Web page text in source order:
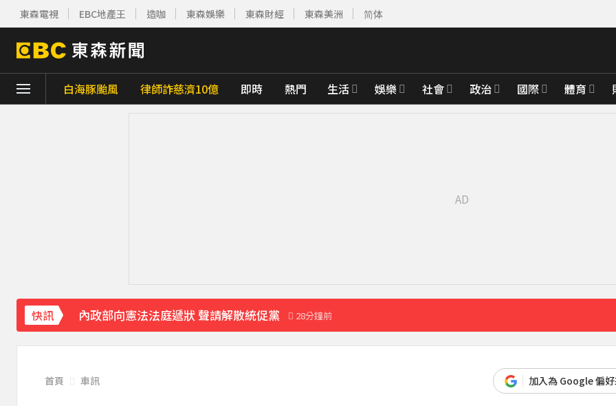
東森電視 EBC地產王 造咖 東森娛樂 東森財經 東森美洲 简体
白海豚颱風 律師詐慈濟10億 即時 熱門 生活 娛樂 社會 政治 國際 體育
快訊
內政部向憲法法庭遞狀 聲請解散統促黨
28分鐘前
首頁 車訊 加入為 Google 偏